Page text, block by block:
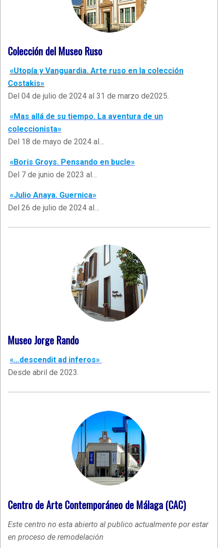
Colección del Museo Ruso
«Utopía y Vanguardia. Arte ruso en la colección
Costakis»
Del 04 de julio de 2024 al 31 de marzo de2025.
«Mas allá de su tiempo. La aventura de un
coleccionista»
Del 18 de mayo de 2024 al…
«Boris Groys. Pensando en bucle»
Del 7 de junio de 2023 al…
«Julio Anaya. Guernica»
Del 26 de julio de 2024 al…
Museo Jorge Rando
«…descendit ad inferos»
Desde abril de 2023.
Centro de Arte Contemporáneo de Málaga (CAC)
Este centro no esta abierto al publico actualmente por estar
en proceso de remodelación